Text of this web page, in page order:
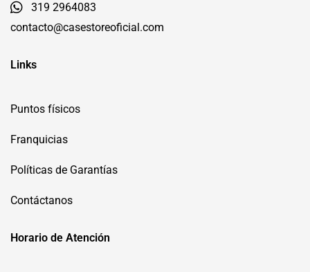
319 2964083
contacto@casestoreoficial.com
Links
Puntos físicos
Franquicias
Políticas de Garantías
Contáctanos
Horario de Atención